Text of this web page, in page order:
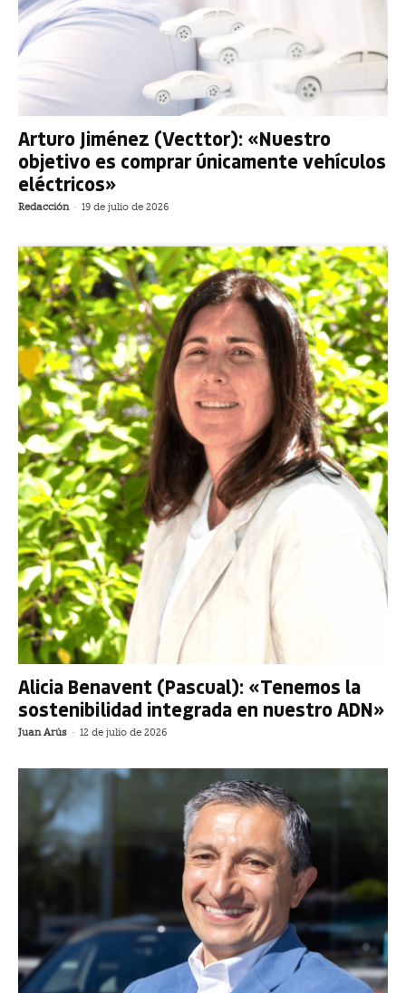
Arturo Jiménez (Vecttor): «Nuestro
objetivo es comprar únicamente vehículos
eléctricos»
Redacción - 19 de julio de 2026
Alicia Benavent (Pascual): «Tenemos la
sostenibilidad integrada en nuestro ADN»
Juan Arús - 12 de julio de 2026